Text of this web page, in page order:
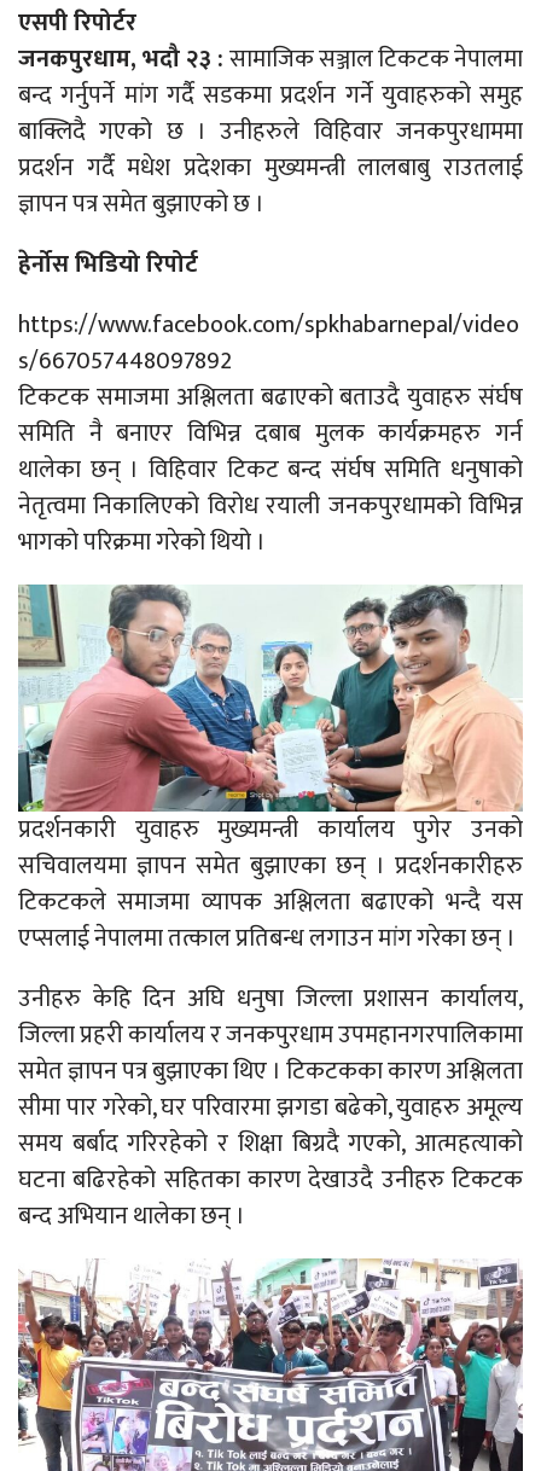
एसपी रिपोर्टर
जनकपुरधाम, भदौ २३ :सामाजिक सञ्जाल टिकटक नेपालमा
बन्द गर्नुपर्ने मांग गर्दै सडकमा प्रदर्शन गर्ने युवाहरुको समुह
बाक्लिदै गएको छ । उनीहरुले विहिवार जनकपुरधाममा
प्रदर्शन गर्दै मधेश प्रदेशका मुख्यमन्त्री लालबाबु राउतलाई
ज्ञापन पत्र समेत बुझाएको छ ।
हेर्नोस भिडियो रिपोर्ट
https://www.facebook.com/spkhabarnepal/video
s/667057448097892
टिकटक समाजमा अश्लिलता बढाएको बताउदै युवाहरु संर्घष
समिति नै बनाएर विभिन्न दबाब मुलक कार्यक्रमहरु गर्न
थालेका छन् । विहिवार टिकट बन्द संर्घष समिति धनुषाको
नेतृत्वमा निकालिएको विरोध रयाली जनकपुरधामको विभिन्न
भागको परिक्रमा गरेको थियो ।
प्रदर्शनकारी युवाहरु मुख्यमन्त्री कार्यालय पुगेर उनको
सचिवालयमा ज्ञापन समेत बुझाएका छन् । प्रदर्शनकारीहरु
टिकटकले समाजमा व्यापक अश्लिलता बढाएको भन्दै यस
एप्सलाई नेपालमा तत्काल प्रतिबन्ध लगाउन मांग गरेका छन् ।
उनीहरु केहि दिन अघि धनुषा जिल्ला प्रशासन कार्यालय,
जिल्ला प्रहरी कार्यालय र जनकपुरधाम उपमहानगरपालिकामा
समेत ज्ञापन पत्र बुझाएका थिए । टिकटकका कारण अश्लिलता
सीमा पार गरेको, घर परिवारमा झगडा बढेको, युवाहरु अमूल्य
समय बर्बाद गरिरहेको र शिक्षा बिग्रदै गएको, आत्महत्याको
घटना बढिरहेको सहितका कारण देखाउदै उनीहरु टिकटक
बन्द अभियान थालेका छन् ।